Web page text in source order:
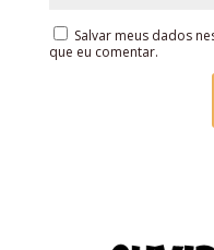
Salvar meus dados
que eu comentar.